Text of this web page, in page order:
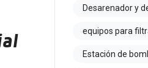
Desarenador y
equipos para
Estación de